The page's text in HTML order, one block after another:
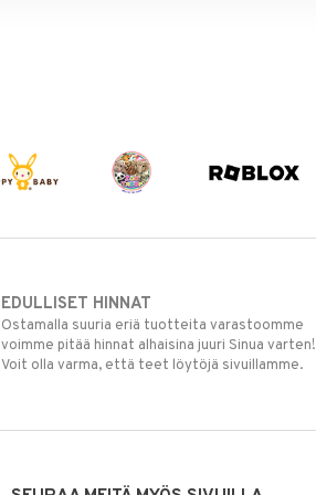
EDULLISET HINNAT
Ostamalla suuria eriä tuotteita varastoomme
voimme pitää hinnat alhaisina juuri Sinua varten!
Voit olla varma, että teet löytöjä sivuillamme.